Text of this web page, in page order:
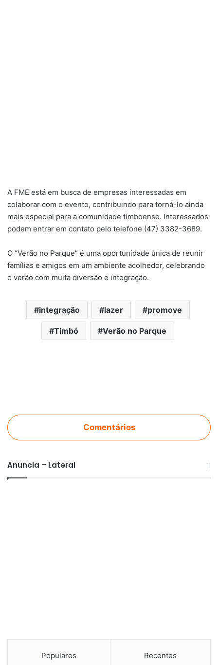
A FME está em busca de empresas interessadas em
colaborar com o evento, contribuindo para torná-lo ainda
mais especial para a comunidade timboense. Interessados
podem entrar em contato pelo telefone (47) 3382-3689.
O “Verão no Parque” é uma oportunidade única de reunir
famílias e amigos em um ambiente acolhedor, celebrando
o verão com muita diversão e integração.
integração lazer promove
Timbó Verão no Parque
Comentários
Anuncia – Lateral
Populares Recentes